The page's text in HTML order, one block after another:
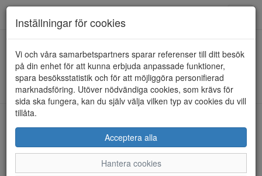
HEM RIEKER
Kunde inte hitta några artiklar...
LEVERANS INOM 4 DAGAR INOM SVERIGE
Inställningar för cookies
Vi och våra samarbetspartners sparar referenser till ditt besök
på din enhet för att kunna erbjuda anpassade funktioner,
spara besöksstatistik och för att möjliggöra personifierad
marknadsföring. Utöver nödvändiga cookies, som krävs för
sida ska fungera, kan du själv välja vilken typ av cookies du vill
tillåta.
Acceptera alla
Hantera cookies